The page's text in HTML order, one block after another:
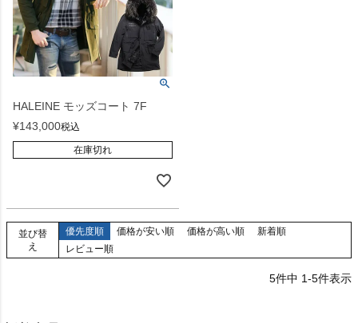
HALEINE モッズコート 7F
¥143,000税込
在庫切れ
並び替
え
優先度順 価格が安い順 価格が高い順
新着順
レビュー順
5件中 1-5件表示